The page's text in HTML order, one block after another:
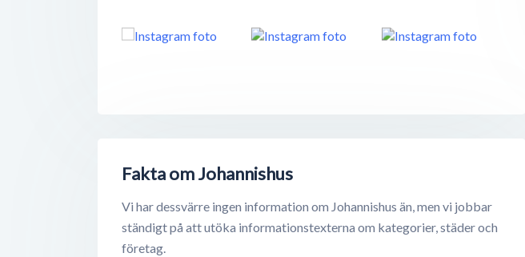
Fakta om Johannishus
Vi har dessvärre ingen information om Johannishus än, men vi jobbar
ständigt på att utöka informationstexterna om kategorier, städer och
företag.